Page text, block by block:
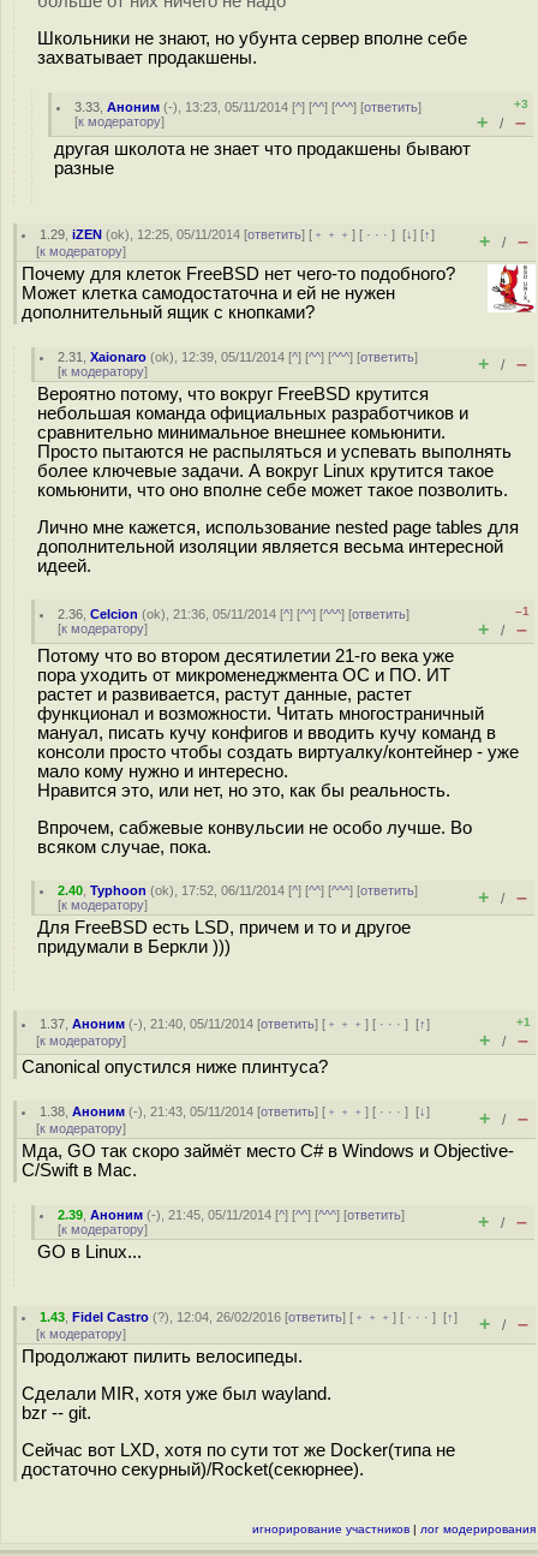
Школьники не знают, но убунта сервер вполне себе
захватывает продакшены.
3.33 ,Аноним (-), 13:23, 05/11/2014 [^] [^^] [^^^] [ответить]
[к модератору]
+3
+ / –
другая школота не знает что продакшены бывают
разные
1.29 ,iZEN (ok), 12:25, 05/11/2014 [ответить] [ ﹢﹢﹢] [ · · ·][↓] [↑]
[к модератору] + / –
Почему для клеток FreeBSD нет чего-то подобного?
Может клетка самодостаточна и ей не нужен
дополнительный ящик с кнопками?
2.31 ,Xaionaro (ok), 12:39, 05/11/2014 [^] [^^] [^^^] [ответить]
[к модератору] + / –
Вероятно потому, что вокруг FreeBSD крутится
небольшая команда официальных разработчиков и
сравнительно минимальное внешнее комьюнити.
Просто пытаются не распыляться и успевать выполнять
более ключевые задачи. А вокруг Linux крутится такое
комьюнити, что оно вполне себе может такое позволить.
Лично мне кажется, использование nested page tables для
дополнительной изоляции является весьма интересной
идеей.
2.36 ,Celcion (ok), 21:36, 05/11/2014 [^] [^^] [^^^] [ответить]
[к модератору]
–1
+ / –
Потому что во втором десятилетии 21-го века уже
пора уходить от микроменеджмента ОС и ПО. ИТ
растет и развивается, растут данные, растет
функционал и возможности. Читать многостраничный
мануал, писать кучу конфигов и вводить кучу команд в
консоли просто чтобы создать виртуалку/контейнер - уже
мало кому нужно и интересно.
Нравится это, или нет, но это, как бы реальность.
Впрочем, сабжевые конвульсии не особо лучше. Во
всяком случае, пока.
2.40 ,Typhoon (ok), 17:52, 06/11/2014 [^] [^^] [^^^] [ответить]
[к модератору] + / –
Для FreeBSD есть LSD, причем и то и другое
придумали в Беркли )))
1.37 ,Аноним (-), 21:40, 05/11/2014 [ответить] [ ﹢﹢﹢] [ · · ·][↑]
[к модератору]
+1
+ / –
Canonical опустился ниже плинтуса?
1.38 ,Аноним (-), 21:43, 05/11/2014 [ответить] [ ﹢﹢﹢] [ · · ·][↓]
[к модератору] + / –
Мда, GO так скоро займёт место C# в Windows и Objective-
C/Swift в Mac.
2.39 ,Аноним (-), 21:45, 05/11/2014 [^] [^^] [^^^] [ответить]
[к модератору] + / –
GO в Linux...
1.43 ,Fidel Castro (?), 12:04, 26/02/2016 [ответить] [ ﹢﹢﹢] [ · · ·][↑]
[к модератору] + / –
Продолжают пилить велосипеды.
Сделали MIR, хотя уже был wayland.
bzr -- git.
Сейчас вот LXD, хотя по сути тот же Docker(типа не
достаточно секурный)/Rocket(секюрнее).
игнорирование участников | лог модерирования